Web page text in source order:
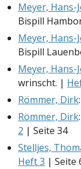
Meyer, Hans-
Bispill
Meyer, Hans-
Bispill
Meyer, Hans-
wrinscht. |
Römmer, Dirk
Römmer, Dirk
2 | Seite 34
Stelljes,
Heft 3 | Seite